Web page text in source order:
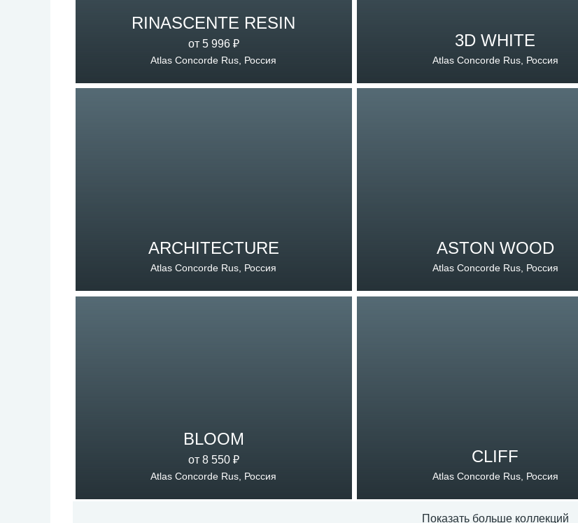
RINASCENTE RESIN
от 5 996 ₽
Atlas Concorde Rus, Россия
3D WHITE
Atlas Concorde Rus, Россия
ARCHITECTURE
Atlas Concorde Rus, Россия
ASTON WOOD
Atlas Concorde Rus, Россия
BLOOM
от 8 550 ₽
Atlas Concorde Rus, Россия
CLIFF
Atlas Concorde Rus, Россия
Показать больше коллекций